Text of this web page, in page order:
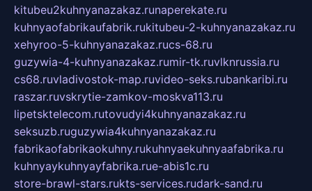
kitubeu2kuhnyanazakaz.runaperekate.ru
kuhnyaofabrikaufabrik.rukitubeu-2-kuhnyanazakaz.ru
xehyroo-5-kuhnyanazakaz.rucs-68.ru
guzywia-4-kuhnyanazakaz.rumir-tk.ruvlknrussia.ru
cs68.ruvladivostok-map.ruvideo-seks.rubankaribi.ru
raszar.ruvskrytie-zamkov-moskva113.ru
lipetsktelecom.rutovudyi4kuhnyanazakaz.ru
seksuzb.ruguzywia4kuhnyanazakaz.ru
fabrikaofabrikaokuhny.rukuhnyaekuhnyaafabrika.ru
kuhnyaykuhnyayfabrika.rue-abis1c.ru
store-brawl-stars.rukts-services.rudark-sand.ru